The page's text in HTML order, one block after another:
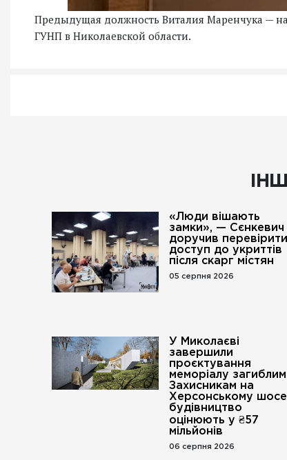
Предыдущая должность Виталия Маренчука —
ГУНП в Николаевской области.
«Люди вішають
замки», — Сєнкевич
доручив перевірити
доступ до укриттів
після скарг містян
05 серпня 2026
У Миколаєві
завершили
проєктування
меморіалу загиблим
Захисникам на
Херсонському
будівництво
оцінюють у ₴57
мільйонів
06 серпня 2026